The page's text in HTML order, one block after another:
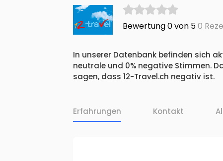
Bewertung 0 von 50
In unserer Datenbank befinden sich
neutrale und 0% negative Stimmen.
sagen, dass 12-Travel.ch negativ ist.
Erfahrungen Kontakt